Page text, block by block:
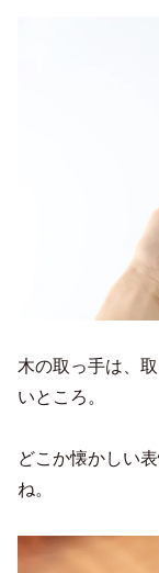
木の取っ手は、
いところ。
どこか懐かしい
ね。